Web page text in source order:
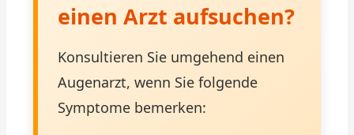
einen Arzt aufsuchen?
Konsultieren Sie umgehend einen
Augenarzt, wenn Sie folgende
Symptome bemerken: